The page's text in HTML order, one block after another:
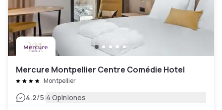
Mercure Montpellier Centre Comédie Hotel
Montpellier
4.2/5|4 Opiniones